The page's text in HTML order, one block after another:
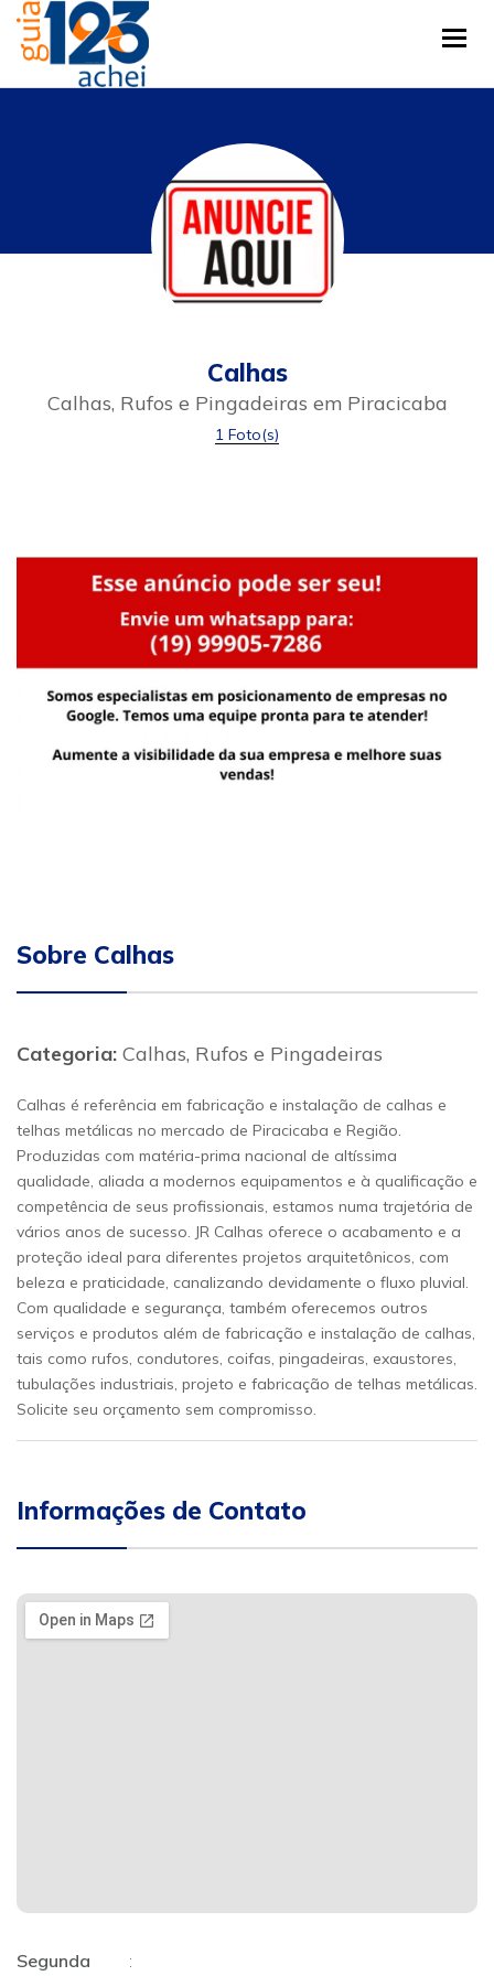
Calhas
Calhas, Rufos e Pingadeiras em Piracicaba
1 Foto(s)
Sobre Calhas
Categoria: Calhas, Rufos e Pingadeiras
Calhas é referência em fabricação e instalação de calhas e
telhas metálicas no mercado de Piracicaba e Região.
Produzidas com matéria-prima nacional de altíssima
qualidade, aliada a modernos equipamentos e à qualificação e
competência de seus profissionais, estamos numa trajetória de
vários anos de sucesso. JR Calhas oferece o acabamento e a
proteção ideal para diferentes projetos arquitetônicos, com
beleza e praticidade, canalizando devidamente o fluxo pluvial.
Com qualidade e segurança, também oferecemos outros
serviços e produtos além de fabricação e instalação de calhas,
tais como rufos, condutores, coifas, pingadeiras, exaustores,
tubulações industriais, projeto e fabricação de telhas metálicas.
Solicite seu orçamento sem compromisso.
Informações de Contato
Segunda :